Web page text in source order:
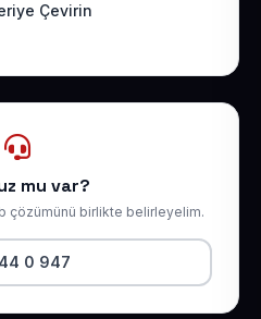
Çevirin
mu var?
çözümünü birlikte belirleyelim.
0 947